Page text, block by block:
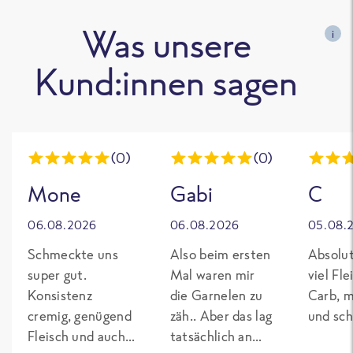
Was unsere
Kund:innen sagen
i
(0)
Mone
06.08.2026
Schmeckte uns
super gut.
Konsistenz
cremig, genügend
Fleisch und auch
(0)
Gabi
06.08.2026
Also beim ersten
Mal waren mir
die Garnelen zu
zäh.. Aber das lag
tatsächlich an
C
viel
Carb,
und